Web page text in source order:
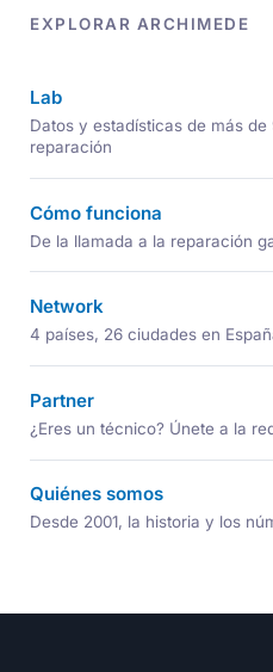
EXPLORAR ARCHIMEDE
Lab
Datos y estadísticas de más
reparación
Cómo funciona
De la llamada a la reparación
Network
4 países, 26 ciudades en
Partner
¿Eres un técnico? Únete a la
Quiénes somos
Desde 2001, la historia y los